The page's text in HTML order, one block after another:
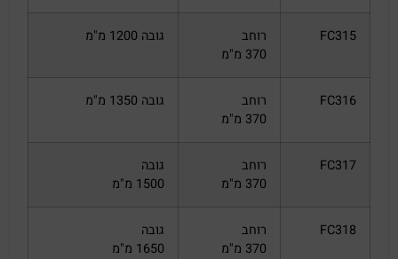
FC315
רוחב
370 מ"מ
גובה 1200 מ"מ
FC316
רוחב
370 מ"מ
גובה 1350 מ"מ
FC317
רוחב
370 מ"מ
גובה
1500 מ"מ
FC318
רוחב
370 מ"מ
גובה
1650 מ"מ